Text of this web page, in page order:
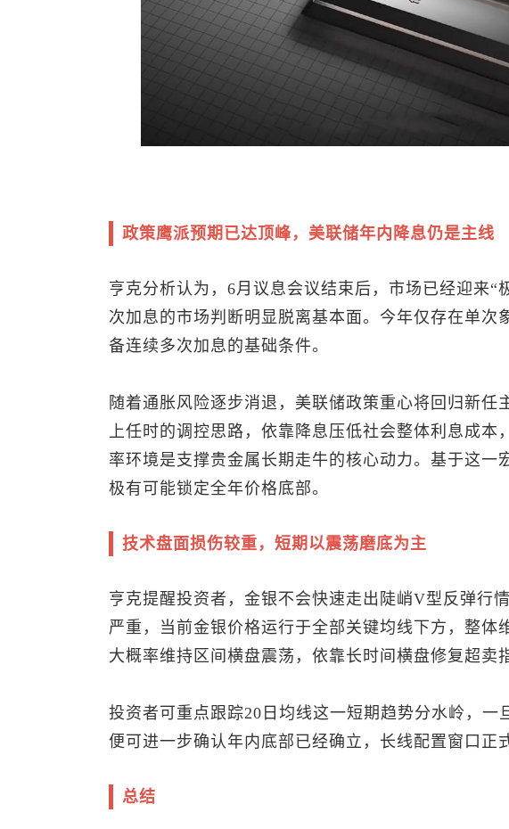
政策鹰派预期已达顶峰，美联储年内降息仍是主线
亨克分析认为，6月议息会议结束后，市场已经迎来“
次加息的市场判断明显脱离基本面。今年仅存在单次
备连续多次加息的基础条件。
随着通胀风险逐步消退，美联储政策重心将回归新任
上任时的调控思路，依靠降息压低社会整体利息成本
率环境是支撑贵金属长期走牛的核心动力。基于这一
极有可能锁定全年价格底部。
技术盘面损伤较重，短期以震荡磨底为主
亨克提醒投资者，金银不会快速走出陡峭V型反弹行
严重，当前金银价格运行于全部关键均线下方，整体
大概率维持区间横盘震荡，依靠长时间横盘修复超卖
投资者可重点跟踪20日均线这一短期趋势分水岭，一
便可进一步确认年内底部已经确立，长线配置窗口正
总结